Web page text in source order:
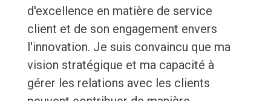
d'excellence en matière de service
client et de son engagement envers
l'innovation. Je suis convaincu que ma
vision stratégique et ma capacité à
gérer les relations avec les clients